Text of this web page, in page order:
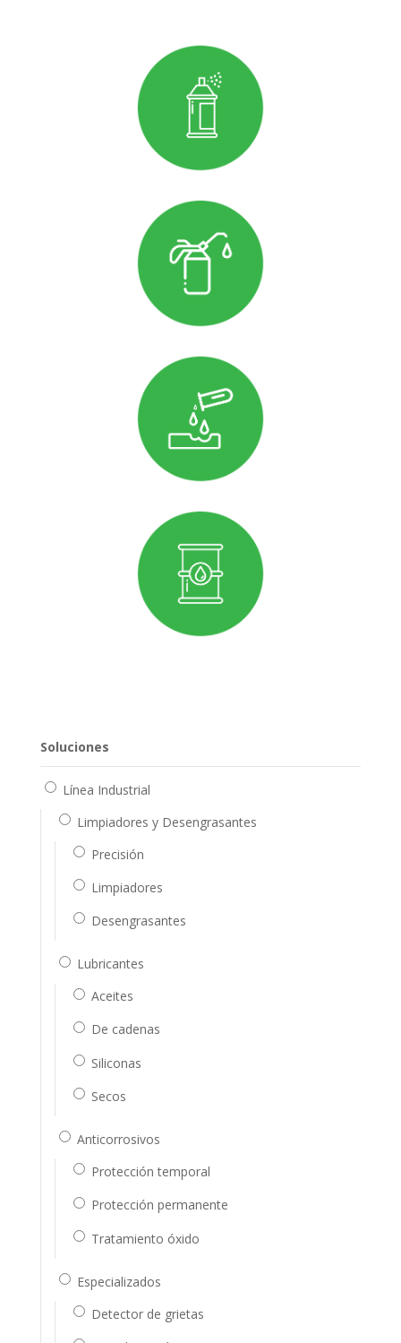
Soluciones
Línea Industrial
Limpiadores y Desengrasantes
Precisión
Limpiadores
Desengrasantes
Lubricantes
Aceites
De cadenas
Siliconas
Secos
Anticorrosivos
Protección temporal
Protección permanente
Tratamiento óxido
Especializados
Detector de grietas